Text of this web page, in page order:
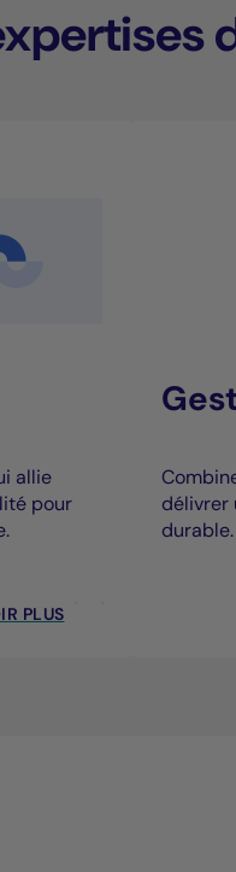
allie
pour
PLUS
délivrer
durable.